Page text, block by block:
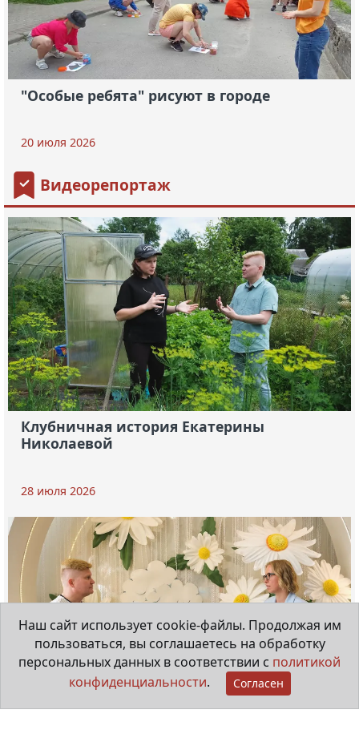
"Особые ребята" рисуют в городе
20 июля 2026
Видеорепортаж
Клубничная история Екатерины
Николаевой
28 июля 2026
Наш сайт использует cookie-файлы. Продолжая им
пользоваться, вы соглашаетесь на обработку
персональных данных в соответствии с политикой
конфиденциальности. Согласен